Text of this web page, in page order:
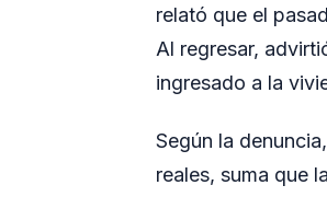
relató que el
Al regresar,
ingresado a la
Según la
reales, suma que